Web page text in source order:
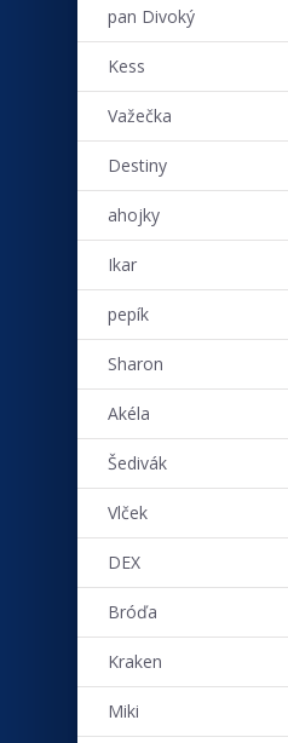
pan Divoký
Kess
Važečka
Destiny
ahojky
Ikar
pepík
Sharon
Akéla
Šedivák
Vlček
DEX
Bróďa
Kraken
Miki